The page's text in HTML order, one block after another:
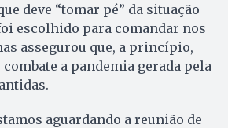
deve “tomar pé” da situação
escolhido para comandar nos
assegurou que, a princípio,
combate a pandemia gerada pela
aguardando a reunião de